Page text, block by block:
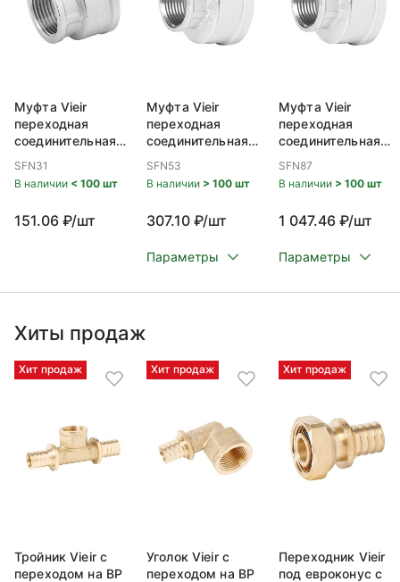
Муфта Vieir
переходная
соединительная
SFN31
В наличии < 100 шт
151.06 ₽/шт
Муфта Vieir
переходная
соединительная
SFN53
В наличии > 100 шт
307.10 ₽/шт
Параметры
Муфта Vieir
переходная
соединительная
SFN87
В наличии > 100 шт
1 047.46 ₽/шт
Параметры
Хиты продаж
Хит продаж
Тройник Vieir с
переходом на ВР
Хит продаж
Уголок Vieir с
переходом на ВР
Хит продаж
Переходник Vieir
под евроконус с